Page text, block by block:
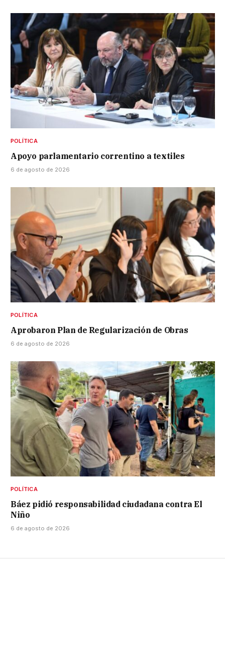
POLÍTICA
Apoyo parlamentario correntino a textiles
6 de agosto de 2026
POLÍTICA
Aprobaron Plan de Regularización de Obras
6 de agosto de 2026
POLÍTICA
Báez pidió responsabilidad ciudadana contra El
Niño
6 de agosto de 2026